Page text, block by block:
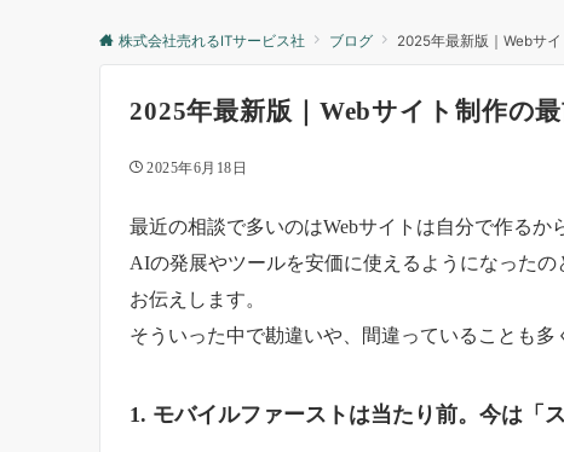
株式会社売れるITサービス社 ブログ 2025年最新版｜Webサ
2025年最新版｜Webサイト制作の
2025年6月18日
最近の相談で多いのはWebサイトは自分で作る
AIの発展やツールを安価に使えるようになった
お伝えします。
そういった中で勘違いや、間違っていることも
1. モバイルファーストは当たり前。今は「